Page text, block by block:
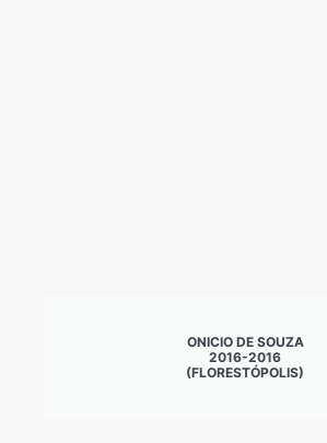
ONICIO DE SOUZA
2016-2016
(FLORESTÓPOLIS)